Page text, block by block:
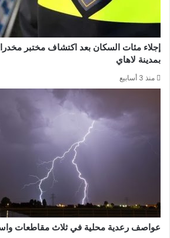
إجلاء مئات السكان بعد اكتشاف مختبر
بمدينة لاهاي
منذ 3 أسابيع
عواصف رعدية محلية في ثلاث مقاطعات